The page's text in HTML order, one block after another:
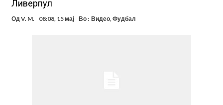
Ливерпул
ОдV. M. 08:08, 15 мај Во : Видео,Фудбал